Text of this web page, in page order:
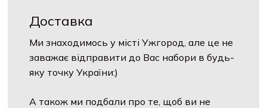
Доставка
Ми знаходимось у місті Ужгород, але це не
заважає відправити до Вас набори в будь-
яку точку України:)
А також ми подбали про те, щоб ви не